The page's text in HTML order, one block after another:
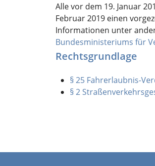
Alle vor dem 19. Januar
Februar 2019 einen
Informationen unter
Bundesministeriums für
Rechtsgrundlage
§ 25 Fahrerlaubnis-
§ 2